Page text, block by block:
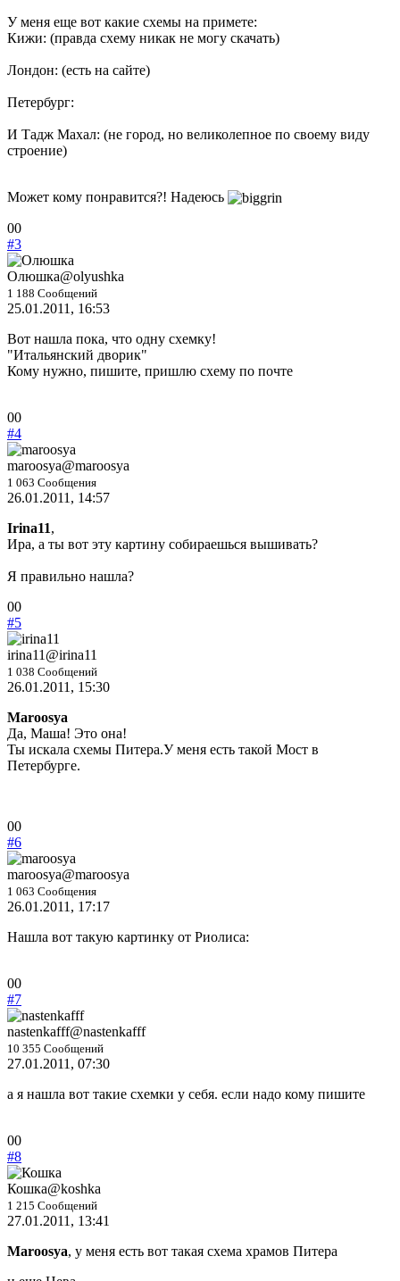
У меня еще вот какие схемы на примете:
Кижи: (правда схему никак не могу скачать)
Лондон: (есть на сайте)
Петербург:
И Тадж Махал: (не город, но великолепное по своему виду
строение)
Может кому понравится?! Надеюсь
Голосуйте
-
палец
вниз.
0Голосуйте
-
палец
вверх.
0
#3
Олюшка@olyushka
1 188 Сообщений
25.01.2011, 16:53
Вот нашла пока, что одну схемку!
"Итальянский дворик"
Кому нужно, пишите, пришлю схему по почте
Голосуйте
-
палец
вниз.
0Голосуйте
-
палец
вверх.
0
#4
maroosya@maroosya
1 063 Сообщения
26.01.2011, 14:57
Irina11,
Ира, а ты вот эту картину собираешься вышивать?
Я правильно нашла?
Голосуйте
-
палец
вниз.
0Голосуйте
-
палец
вверх.
0
#5
irina11 @irina11
1 038 Сообщений
26.01.2011, 15:30
Maroosya
Да, Маша! Это она!
Ты искала схемы Питера.У меня есть такой Мост в
Петербурге.
Голосуйте
-
палец
вниз.
0Голосуйте
-
палец
вверх.
0
#6
maroosya@maroosya
1 063 Сообщения
26.01.2011, 17:17
Нашла вот такую картинку от Риолиса:
Голосуйте
-
палец
вниз.
0Голосуйте
-
палец
вверх.
0
#7
nastenkafff@nastenkafff
10 355 Сообщений
27.01.2011, 07:30
а я нашла вот такие схемки у себя. если надо кому пишите
Голосуйте
-
палец
вниз.
0Голосуйте
-
палец
вверх.
0
#8
Кошка@koshka
1 215 Сообщений
27.01.2011, 13:41
Maroosya, у меня есть вот такая схема храмов Питера